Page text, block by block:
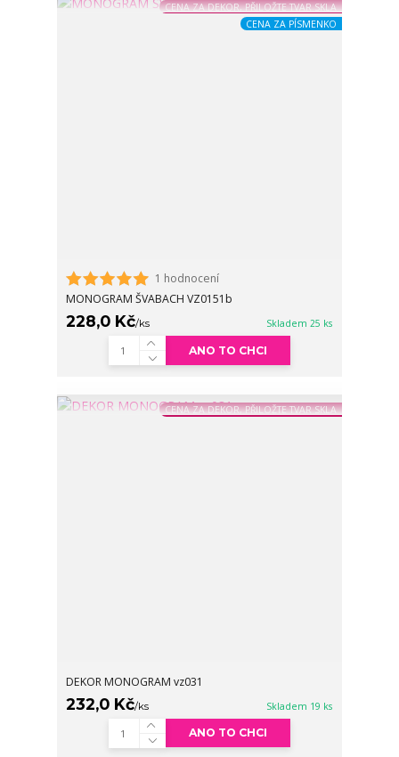
CENA ZA DEKOR, PŘILOŽTE TVAR SKLA
CENA ZA PÍSMENKO
1 hodnocení
MONOGRAM ŠVABACH VZ0151b
228,0 Kč/ks Skladem 25 ks
ANO TO CHCI
CENA ZA DEKOR, PŘILOŽTE TVAR SKLA
DEKOR MONOGRAM vz031
232,0 Kč/ks Skladem 19 ks
ANO TO CHCI